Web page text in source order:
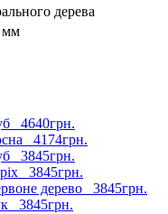
дерева
мм
4640грн.
4174грн.
3845грн.
3845грн.
дерево 3845грн.
3845грн.